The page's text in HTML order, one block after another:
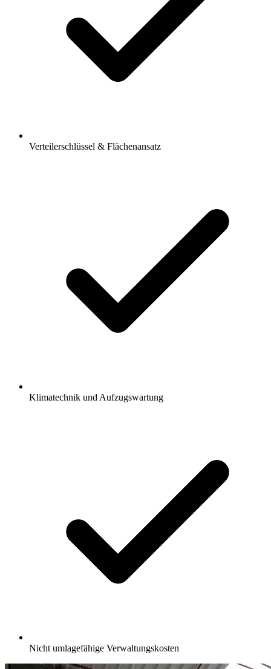
Verteilerschlüssel & Flächenansatz
Klimatechnik und Aufzugswartung
Nicht umlagefähige Verwaltungskosten